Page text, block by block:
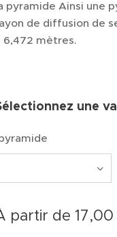
pyramide Ainsi une
de diffusion de
6,472 mètres.
une
partir de 17,00